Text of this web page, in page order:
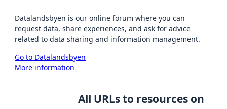
Datalandsbyen is our online forum where you can
request data, share experiences, and ask for advice
related to data sharing and information management.
Go to Datalandsbyen
More information
All URLs to resources on